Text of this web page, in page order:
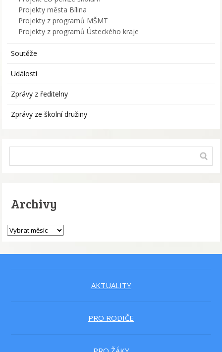
Projekty města Bílina
Projekty z programů MŠMT
Projekty z programů Ústeckého kraje
Soutěže
Události
Zprávy z ředitelny
Zprávy ze školní družiny
Archivy
AKTUALITY
PRO RODIČE